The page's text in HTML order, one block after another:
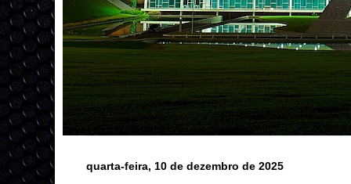
quarta-feira, 10 de dezembro de 2025